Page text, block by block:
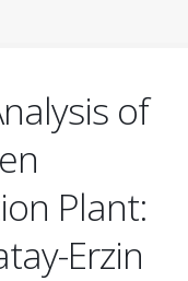
of
Plant:
Erzin